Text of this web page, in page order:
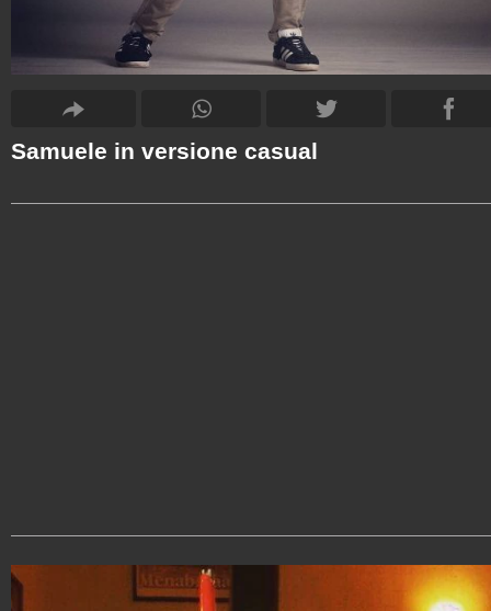
Samuele in versione casual